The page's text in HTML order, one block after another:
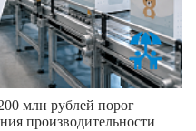
млн рублей порог
производительности